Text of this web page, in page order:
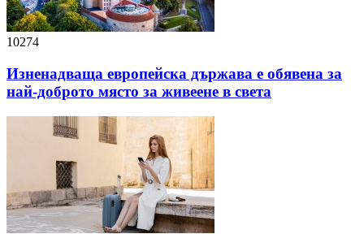
10274
Изненадваща европейска държава е обявена за
най-доброто място за живеене в света